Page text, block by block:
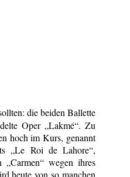
die beiden Ballette
Oper „Lakmé“. Zu
hoch im Kurs, genannt
„Le Roi de Lahore“,
wegen ihres
heute von so manchen